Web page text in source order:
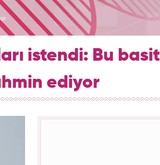
istendi: Bu basit
ediyor